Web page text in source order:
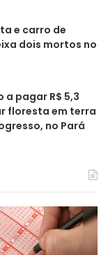
e carro de
dois mortos no
pagar R$ 5,3
floresta em terra
no Pará